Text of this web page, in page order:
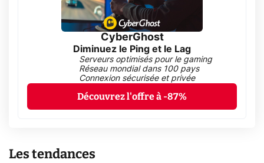
CyberGhost
Diminuez le Ping et le Lag
Serveurs optimisés pour le gaming
Réseau mondial dans 100 pays
Connexion sécurisée et privée
Découvrez l'offre à -87%
Les tendances